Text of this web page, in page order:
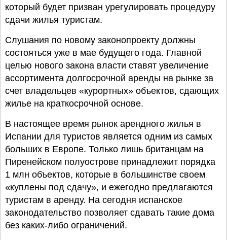
который будет призван урегулировать процедуру
сдачи жилья туристам.
Слушания по новому законопроекту должны
состояться уже в мае будущего года. Главной
целью нового закона власти ставят увеличение
ассортимента долгосрочной аренды на рынке за
счет владельцев «курортных» объектов, сдающих
жилье на краткосрочной основе.
В настоящее время рынок арендного жилья в
Испании для туристов является одним из самых
больших в Европе. Только лишь британцам на
Пиренейском полуострове принадлежит порядка
1 млн объектов, которые в большинстве своем
«куплены под сдачу», и ежегодно предлагаются
туристам в аренду. На сегодня испанское
законодательство позволяет сдавать такие дома
без каких-либо ограничений.